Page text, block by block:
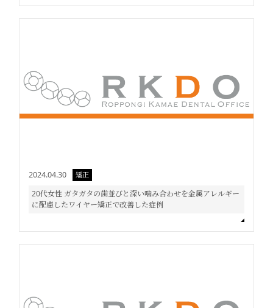
2024.04.30 矯正
20代女性 ガタガタの歯並びと深い噛み合わせを金属アレルギー
に配慮したワイヤー矯正で改善した症例